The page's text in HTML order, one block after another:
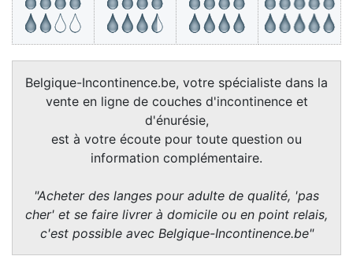
Belgique-Incontinence.be, votre spécialiste dans la
vente en ligne de couches d'incontinence et
d'énurésie,
est à votre écoute pour toute question ou
information complémentaire.
"Acheter des langes pour adulte de qualité, 'pas
cher' et se faire livrer à domicile ou en point relais,
c'est possible avec Belgique-Incontinence.be"